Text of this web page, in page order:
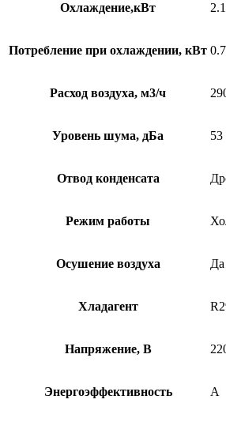
Охлаждение,кВт
Потребление при охлаждении, кВт
Расход воздуха, м3/ч
Уровень шума, дБа 53
Отвод конденсата
Режим работы
Осушение воздуха Да
Хладагент
Напряжение, В
Энергоэффективность A